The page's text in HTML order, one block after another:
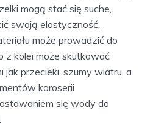
mogą stać się suche,
swoją elastyczność.
może prowadzić do
z kolei może skutkować
jak przecieki, szumy wiatru, a
karoserii
się wody do